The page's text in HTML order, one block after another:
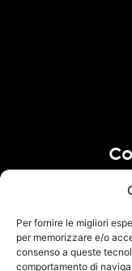
Per fornire le migliori
per memorizzare e/o
consenso a queste
comportamento di